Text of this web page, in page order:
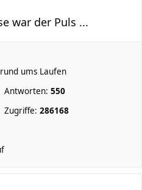
war der Puls ...
ums Laufen
Antworten: 550
Zugriffe: 286168